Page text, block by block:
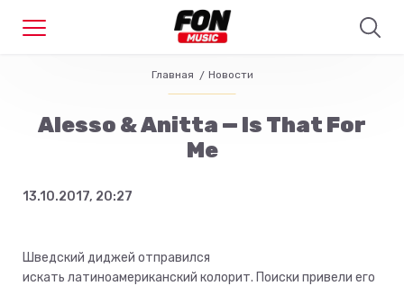
Главная Новости
Alesso & Anitta — Is That For
Me
13.10.2017, 20:27
Шведский диджей отправился
искать латиноамериканский колорит. Поиски привели его